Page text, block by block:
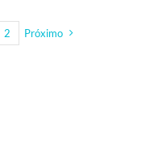
2 Próximo